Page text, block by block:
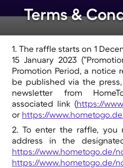
Terms &
1. The raffle starts on 1
15 January 2023
Promotion Period, a notice
be published via the
newsletter from
associated link (https://
or https://
2. To enter the raffle, you
address in the
https://www.hometogo.de/
https://www.hometogo.de/